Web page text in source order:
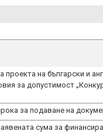
на български и
за допустимост
за подаване на
сума за